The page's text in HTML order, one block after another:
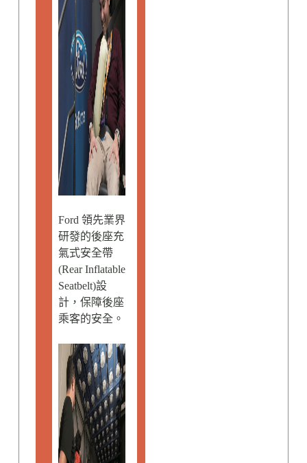
Ford 領先業界
研發的後座充
氣式安全帶
(Rear Inflatable
Seatbelt)設
計，保障後座
乘客的安全。